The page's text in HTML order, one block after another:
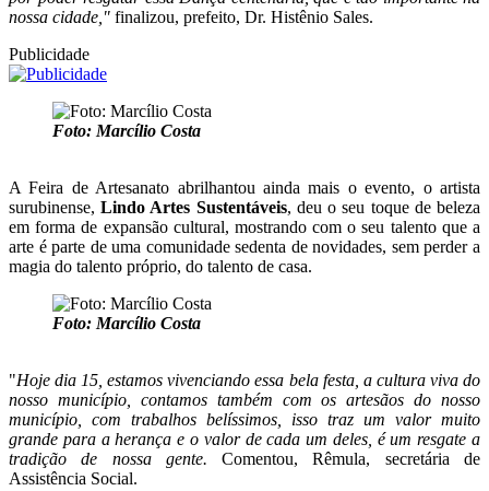
nossa cidade," finalizou, prefeito, Dr. Histênio Sales.
Publicidade
Foto: Marcílio Costa
A Feira de Artesanato abrilhantou ainda mais o evento, o artista
surubinense,Lindo Artes Sustentáveis, deu o seu toque de beleza
em forma de expansão cultural, mostrando com o seu talento que a
arte é parte de uma comunidade sedenta de novidades, sem perder a
magia do talento próprio, do talento de casa.
Foto: Marcílio Costa
"Hoje dia 15, estamos vivenciando essa bela festa, a cultura viva do
nosso município, contamos também com os artesãos do nosso
município, com trabalhos belíssimos, isso traz um valor muito
grande para a herança e o valor de cada um deles, é um resgate a
tradição de nossa gente. Comentou, Rêmula, secretária de
Assistência Social.